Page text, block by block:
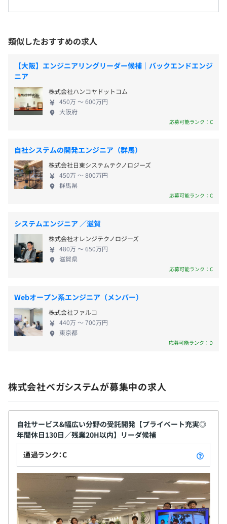
■2週間に1回、社員が持ち回りで技術勉強会を開催しま
■週に1回、eラーニングによる社会人研修をおこなって
います。
れ替えています)
例) CPU: Corei7、メモリ: 16GB以上、 SSD: 1 TB以上
の Windowsノート
・モニター： 27インチの 液晶ディスプレイを支給しま
ド、マウスを使用していただきます。
風通しがよさが自慢です。上司が優しく相談しやすい雰囲
気があります。
【開発環境】
■クラウド：AWS、Azure
■OS：Windows、MacOS、Linux、Android、
iOS（iPhone、iPad）、リアルタイムOS（iTRON、
Timesys-Linux、etc）
■言語：C、C++、C#、VB、Java、Java（Android）、
Objective-C、Swift、PHP、Python、Ruby、JavaScript
■フレームワーク：.NET、Spring Boot、Yii、Laravel、
Django、FastAPI、AngularJS、React Native、Vue.js、
■通勤交通費（上限30,000円）
■資格手当：入社後に、IPAの情報処理技術者試験、
LPIC、AWSなどの試験合格時に支給
例）基本情報技術者試験：3,000円 × 10カ月
・LPIC-1：4,000円 × 10カ月
・AWS クラウドプラクティショナー： 3,000円 × 10カ月
昇給査定：年1回（5月）
社会保険完備（健康保険・厚生年金加入・雇用保険・労災
保険）
※関東ITソフトウェア健康保険組合加入
◎健康保険組合の保養施設／スポーツ施設等利用可
無期雇用
ーズや期待に応えるのではなく、それを超えるより
会に貢献して、利益を得ることを目指しています。
■多様なプロジェクトと成長の機会 自社サービスの
開発では、社会に貢献することを目的として、訪問
が伴う事業をおこなっている個人・企業様／医療系
の事業者様向けに、自分たちで企画・開発・運用・
販売をおこなっています。受託システムの開発では、
企業に貢献することを目的として、お客様からいた
だいたオーダーに対して、情報通信業、建設業、エ
IT技術はそのための手段であるため、こだわりを持
たず、さまざまなジャンルの技術（開発言語、フレ
ームワーク、データベース）を使用します。 当社は
受託開発を中心に、IoT技術を活用した電話転送シス
テムや訪問スケジュール管理システムの開発、スマ
システムなど、多岐にわたるプロジェクトを手がけ
ており、エンジニアとしてさまざまなスキルを身に
付けたい方にぴったりの環境です。プロジェクトマネ
ジメント研修やOJT（On-the-Job Training）、技術
勉強会、eラーニング、技術書購入サポート、実務を
にスキルアップ&キャリアアップを実現できます。
類似したおすすめの求人
【大阪】エンジニアリングリーダー候補｜バックエンドエンジ
ニア
株式会社ハンコヤドットコム
450万 〜 600万円
大阪府
応募可能ランク：C
自社システムの開発エンジニア（群馬）
株式会社日東システムテクノロジーズ
450万 〜 800万円
群馬県
応募可能ランク：C
システムエンジニア ／滋賀
株式会社オレンジテクノロジーズ
480万 〜 650万円
滋賀県
応募可能ランク：C
Webオープン系エンジニア（メンバー）
株式会社ファルコ
440万 〜 700万円
東京都
応募可能ランク：D
株式会社ベガシステムが募集中の求人
自社サービス&幅広い分野の受託開発【プライベート充実◎
年間休日130日／残業20H以内】リーダ候補
通過ランク：C